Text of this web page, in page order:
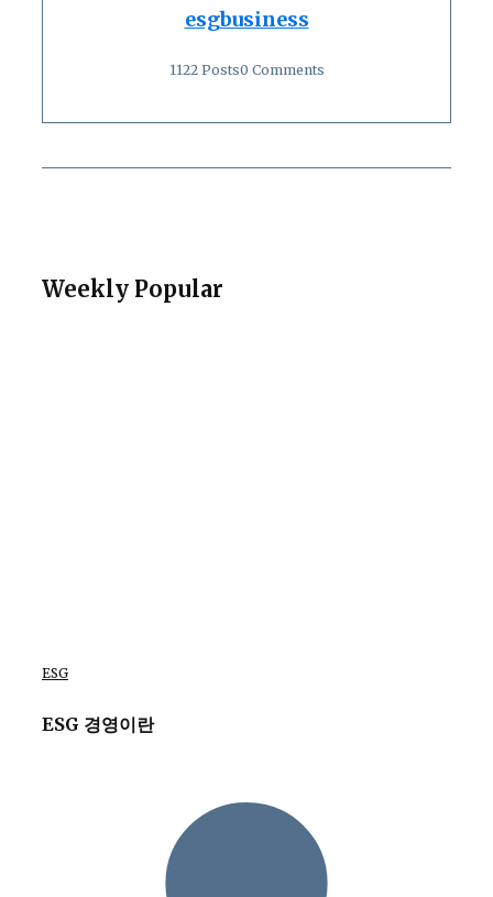
esgbusiness
1122 Posts0 Comments
Weekly Popular
ESG
ESG 경영이란